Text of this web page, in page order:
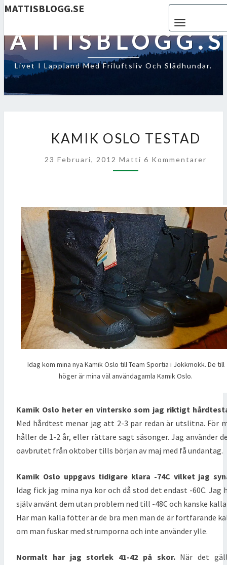
MATTISBLOGG.SE
Livet I Lappland Med Friluftsliv Och Slädhundar.
OSLO
KAMIK OSLO TESTAD
23 Februari, 2012 Matti Kommentarer
6 Kommentarer
Idag kom mina nya Kamik Oslo till Team Sportia i Jokkmokk. De till
höger är mina väl användagamla Kamik Oslo.
Kamik Oslo heter en vintersko som jag riktigt
Med hårdtest menar jag att 2-3 par redan är utslitna. För
håller de 1-2 år, eller rättare sagt säsonger. Jag använder
oavbrutet från oktober tills början av maj med få undantag.
Kamik Oslo uppgavs tidigare klara -74C vilket jag
Idag fick jag mina nya kor och då stod det endast -60C. Jag
själv använt dem utan problem ned till -48C och kanske
Har man kalla fötter är de bra men man de är fortfarande
om man fuskar med strumporna och inte använder ylle.
Normalt har jag storlek 41-42 på skor.När det